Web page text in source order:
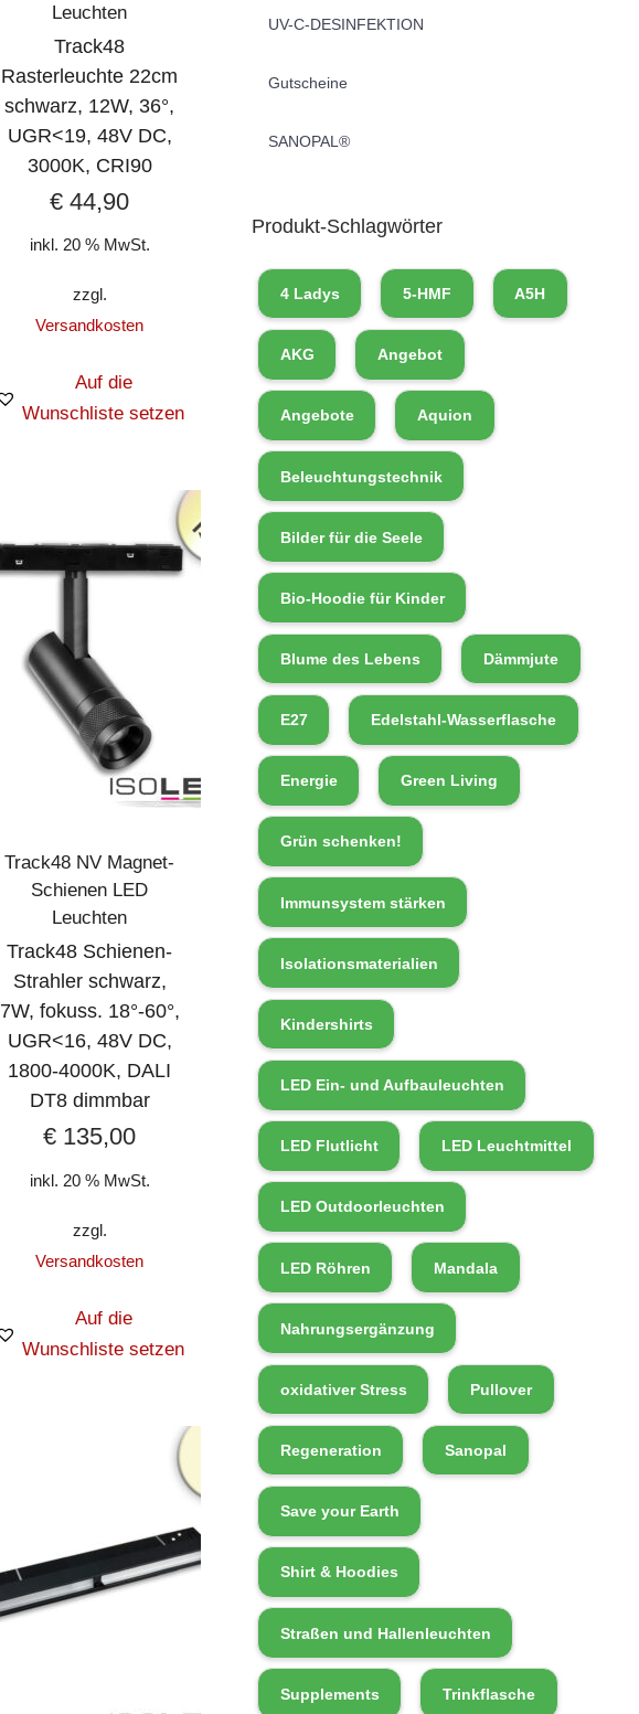
Leuchten
Track48
Rasterleuchte 22cm
schwarz, 12W, 36°,
UGR<19, 48V DC,
3000K, CRI90
€ 44,90
inkl. 20 % MwSt.
zzgl.
Versandkosten
Auf die
Wunschliste setzen
Track48 NV Magnet-
Schienen LED
Leuchten
Track48 Schienen-
Strahler schwarz,
7W, fokuss. 18°-60°,
UGR<16, 48V DC,
1800-4000K, DALI
DT8 dimmbar
€ 135,00
inkl. 20 % MwSt.
zzgl.
Versandkosten
Auf die
Wunschliste setzen
UV-C-DESINFEKTION
Gutscheine
SANOPAL®
Produkt-Schlagwörter
4 Ladys 5-HMF A5H
AKG Angebot
Angebote Aquion
Beleuchtungstechnik
Bilder für die Seele
Bio-Hoodie für Kinder
Blume des Lebens Dämmjute
E27 Edelstahl-Wasserflasche
Energie Green Living
Grün schenken!
Immunsystem stärken
Isolationsmaterialien
Kindershirts
LED Ein- und Aufbauleuchten
LED Flutlicht LED Leuchtmittel
LED Outdoorleuchten
LED Röhren Mandala
Nahrungsergänzung
oxidativer Stress Pullover
Regeneration Sanopal
Save your Earth
Shirt & Hoodies
Straßen und Hallenleuchten
Supplements Trinkflasche